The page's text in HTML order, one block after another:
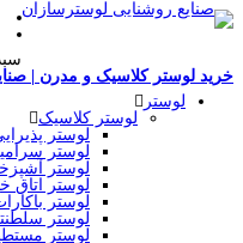
خرید لوستر کلاسیک و مدرن |
لوستر
لوستر کلاسیک
لوستر
لوستر
لوستر
لوستر اتاق
لوستر
لوستر
لوستر